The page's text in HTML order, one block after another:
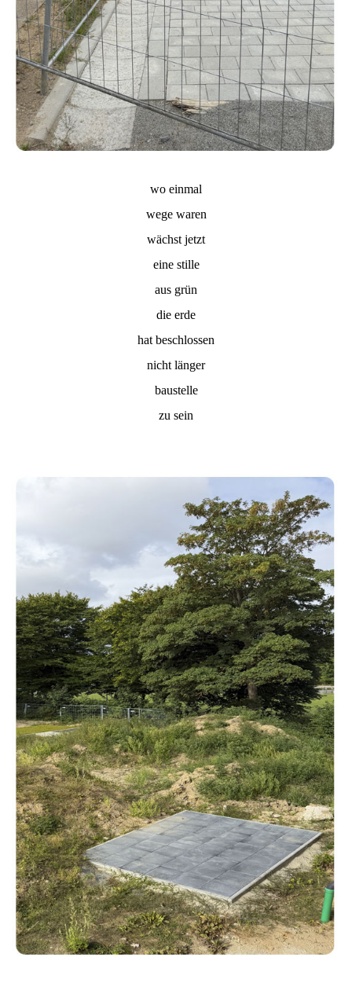
wo einmal
wege waren
wächst jetzt
eine stille
aus grün
die erde
hat beschlossen
nicht länger
baustelle
zu sein